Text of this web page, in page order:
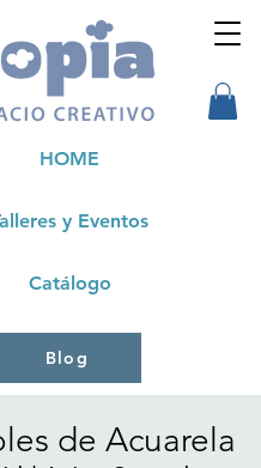
y Eventos
HOME
Catálogo
Blog
de Acuarela